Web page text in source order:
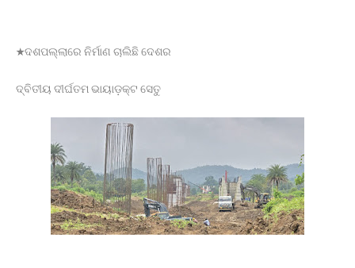
ବିଦାହେବେ ଆଉ ୬ ବାଂଲାଦେଶୀ ।
ବିଜେପି କର୍ମୀଙ୍କୁ ହତ୍ୟା; ୨ଅଟକ ।
ବିନା ଦୋଷରେ ଜେଲ୍‌ରେ ୨୨ ବର୍ଷ ।
ଯାନ ରାସ୍ତାକୁ ଆସିବା ସହଜ ହେବନାହିଁ ।
ଆବାସିକ ବିଦ୍ୟାଳୟରେ ହିଂସା! ନଡ଼ିଆ ବାହୁଙ୍ଗା ରେ 20ରୁ
ଉର୍ଦ୍ଧ ଛାତ୍ରଙ୍କୁ ମାଡ, ବିଭାଗୀୟ ତଦନ୍ତ ଆରମ୍ଭ l
ମାଲା ବିଜୟ ପ୍ରସାଦଙ୍କ ଘରେ ED
ସଦର ବ୍ଲକ କାର୍ଯ୍ୟାଳୟଠାରେ ପଞ୍ଚାୟତ ନିର୍ବାହୀ
ଅଧିକାରୀଙ୍କ ଉପରେ ହୋଇଥିବା ଦୁର୍ବ୍ୟବହାର
ପ୍ରତିବାଦରେ ଗଣ ଧାରଣା।
★ଦଶପଲ୍ଲାରେ ନିର୍ମାଣ ଚାଲିଛି ଦେଶର
ଦ୍ବିତୀୟ ଦୀର୍ଘତମ ଭାୟାଡ଼କ୍ଟ ସେତୁ